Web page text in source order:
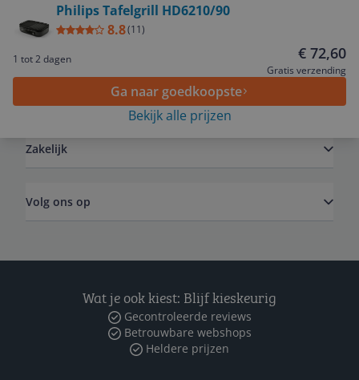
Philips Tafelgrill HD6210/90
8.8(11)
1 tot 2 dagen € 72,60
Gratis verzending
Ga naar goedkoopste
Bekijk alle prijzen
Service
Zakelijk
Volg ons op
Wat je ook kiest: Blijf kieskeurig
Gecontroleerde reviews
Betrouwbare webshops
Heldere prijzen